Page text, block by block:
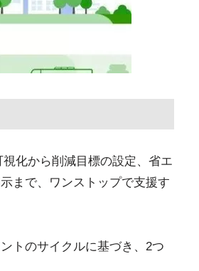
化から削減目標の設定、省エ
まで、ワンストップで支援す
トのサイクルに基づき、2つ